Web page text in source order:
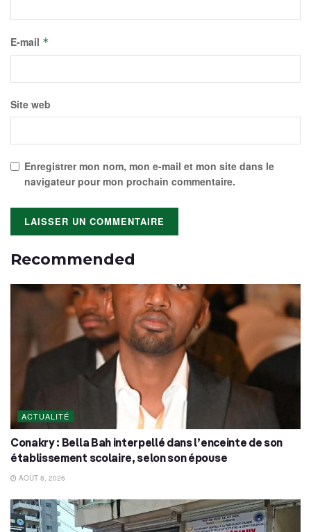
E-mail *
Site web
Enregistrer mon nom, mon e-mail et mon site dans le
navigateur pour mon prochain commentaire.
Recommended
ACTUALITÉ
Conakry : Bella Bah interpellé dans l’enceinte de son
établissement scolaire, selon son épouse
AOÛT 8, 2026